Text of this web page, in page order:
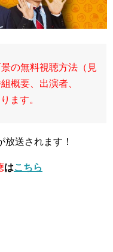
の無料視聴方法（見
概要、出演者、
ます。
放送されます！
はこちら